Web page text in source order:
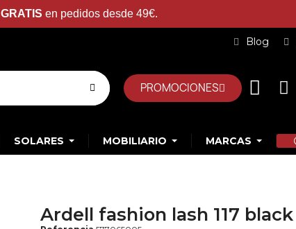
GRATIS en pedidos desde 49€.
Blog
PROMOCIONES
SOLARES MOBILIARIO MARCAS
Ardell fashion lash 117 black